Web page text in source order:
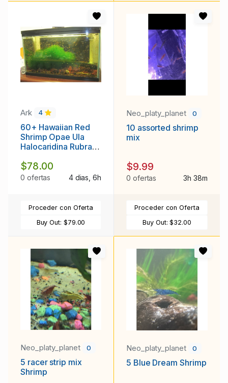
Ark 4
60+ Hawaiian Red
Shrimp Opae Ula
Halocaridina Rubra +
FREE SHIPPING
$78.00
0 ofertas 4 dias, 6h
Proceder con Oferta
Buy Out: $79.00
Neo_platy_planet 0
10 assorted shrimp
mix
$9.99
0 ofertas 3h 38m
Proceder con Oferta
Buy Out:$32.00
Neo_platy_planet 0
5 racer strip mix
Shrimp
Neo_platy_planet 0
5 Blue Dream Shrimp